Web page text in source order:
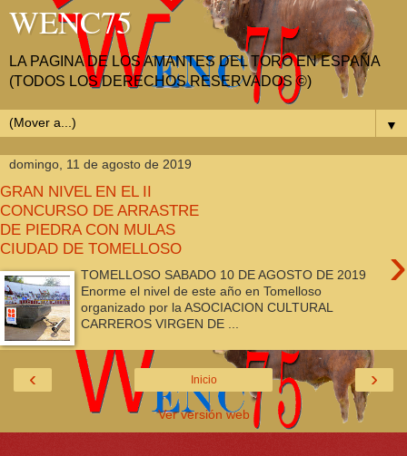
WENC75
LA PAGINA DE LOS AMANTES DEL TORO EN ESPAÑA
(TODOS LOS DERECHOS RESERVADOS ©)
▼
domingo, 11 de agosto de 2019
GRAN NIVEL EN EL II
CONCURSO DE ARRASTRE
DE PIEDRA CON MULAS
CIUDAD DE TOMELLOSO
›
TOMELLOSO SABADO 10 DE AGOSTO DE 2019
Enorme el nivel de este año en Tomelloso
organizado por la ASOCIACION CULTURAL
CARREROS VIRGEN DE ...
‹ ›
Inicio
Ver versión web